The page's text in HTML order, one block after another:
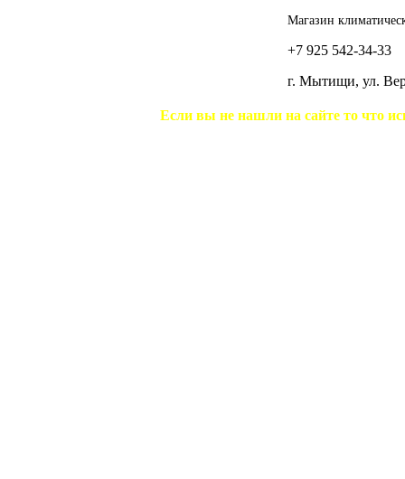
Магазин
+7 925 542-34-33
г. Мытищи, ул.
Если вы не нашли на сайте то что